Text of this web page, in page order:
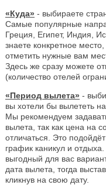
«Куда» - выбираете
Самые популярные
Греция, Египет, Индия,
знаете конкретное
отметить нужные вам
Здесь же сразу можете
(количество отелей
«Период вылета» -
вы хотели бы вылететь
Мы рекомендуем
вылета, так как цена на
отличаться. Это
график каникул и
выгодный для вас
дата вылета, тогда
кликнув на свою дату.